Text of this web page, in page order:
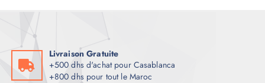
Livraison Gratuite
+500 dhs d'achat pour Casablanca
+800 dhs pour tout le Maroc